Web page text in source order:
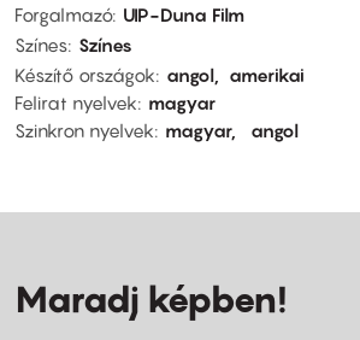
Forgalmazó UIP-Duna Film
Színes Színes
Készítő országok
angol
amerikai
Felirat nyelvek
magyar
Szinkron nyelvek
magyar angol
Maradj képben!